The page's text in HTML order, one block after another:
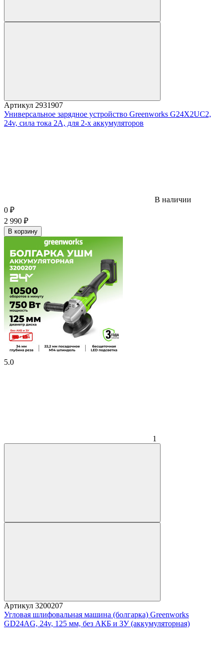
Артикул 2931907
Универсальное зарядное устройство Greenworks G24X2UC2,
24v, сила тока 2А, для 2-х аккумуляторов
В наличии
0 ₽
2 990 ₽
В корзину
5.0
1
Артикул 3200207
Угловая шлифовальная машина (болгарка) Greenworks
GD24AG, 24v, 125 мм, без АКБ и ЗУ (аккумуляторная)